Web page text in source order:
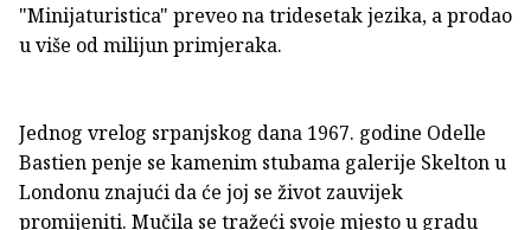
"Minijaturistica" preveo na tridesetak jezika, a prodao
u više od milijun primjeraka.
Jednog vrelog srpanjskog dana 1967. godine Odelle
Bastien penje se kamenim stubama galerije Skelton u
Londonu znajući da će joj se život zauvijek
promijeniti. Mučila se tražeći svoje mjesto u gradu